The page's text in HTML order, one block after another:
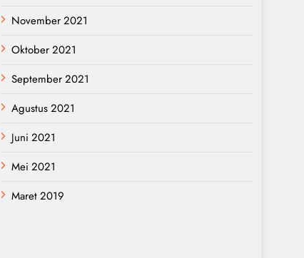
November 2021
Oktober 2021
September 2021
Agustus 2021
Juni 2021
Mei 2021
Maret 2019